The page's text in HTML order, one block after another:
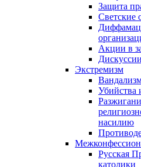
Защита
Светские
Акции в
Экстремизм
Убийства
насилию
Русская
католики